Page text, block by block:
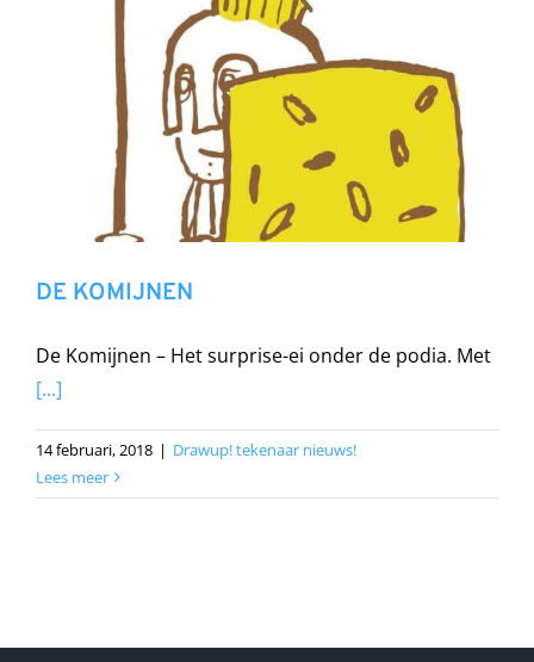
DE KOMIJNEN
De Komijnen – Het surprise-ei onder de podia. Met
[...]
14 februari, 2018 | Drawup! tekenaar nieuws!
Lees meer